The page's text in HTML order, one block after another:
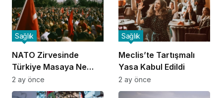
NATO Zirvesinde
Türkiye Masaya Ne
Taşıdı?
Sağlık
2 ay önce
Meclis’te Tartışmalı
Yasa Kabul Edildi
Sağlık
2 ay önce